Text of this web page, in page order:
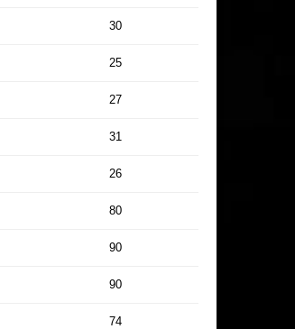
30
25
27
31
26
80
90
90
74